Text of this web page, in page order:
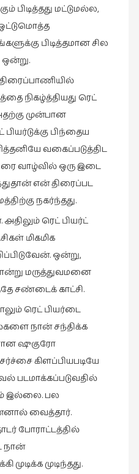
பிடித்தது மட்டுமல்ல,
பிடித்தமான சில
ஒன்று.
நிகழ்த்தியது ரெட்
முன்பான
பிந்தைய
வகைப்படுத்திட
வாழ்வில் ஒரு இடை
என் திரைப்பட
நகர்ந்தது.
ரெட் பியர்ட்
மிகமிக
ஒன்று,
மருத்துவமனை
சண்டைக் காட்சி.
ரெட் பியர்டை
நான் சந்திக்க
ஷுகுரோ
கிளப்பியபடியே
படமாக்கப்படுவதில்
இல்லை. பல
வைத்தார்.
போராட்டத்தில்
நான்
முடிந்தது.